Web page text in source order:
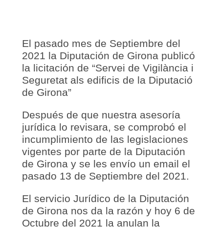
El pasado mes de Septiembre del
2021 la Diputación de Girona publicó
la licitación de “Servei de Vigilància i
Seguretat als edificis de la Diputació
de Girona”
Después de que nuestra asesoría
jurídica lo revisara, se comprobó el
incumplimiento de las legislaciones
vigentes por parte de la Diputación
de Girona y se les envío un email el
pasado 13 de Septiembre del 2021.
El servicio Jurídico de la Diputación
de Girona nos da la razón y hoy 6 de
Octubre del 2021 la anulan la